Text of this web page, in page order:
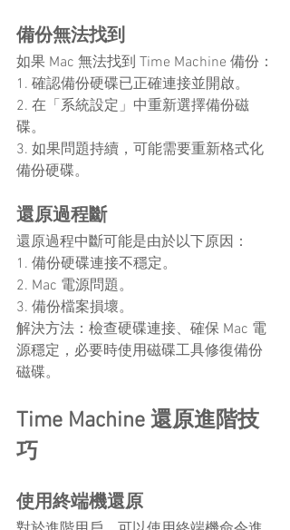
備份無法找到
如果 Mac 無法找到 Time Machine 備份：
1. 確認備份硬碟已正確連接並開啟。
2. 在「系統設定」中重新選擇備份磁
碟。
3. 如果問題持續，可能需要重新格式化
備份硬碟。
還原過程斷
還原過程中斷可能是由於以下原因：
1. 備份硬碟連接不穩定。
2. Mac 電源問題。
3. 備份檔案損壞。
解決方法：檢查硬碟連接、確保 Mac 電
源穩定，必要時使用磁碟工具修復備份
磁碟。
Time Machine 還原進階技
巧
使用終端機還原